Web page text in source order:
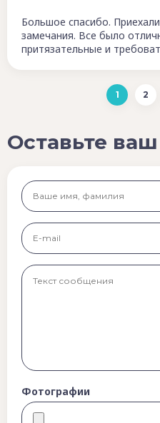
Большое спасибо.
замечания. Все было
притязательные и
1 2
Оставьте
Фотографии